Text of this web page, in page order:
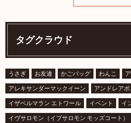
タグクラウド
うさぎ お友達 かごバッグ わんこ
アレキサンダーマックイーン アンドレア
イザベルマラン エトワール イベント イ
イヴサロモン（イブサロモン モッズコート）